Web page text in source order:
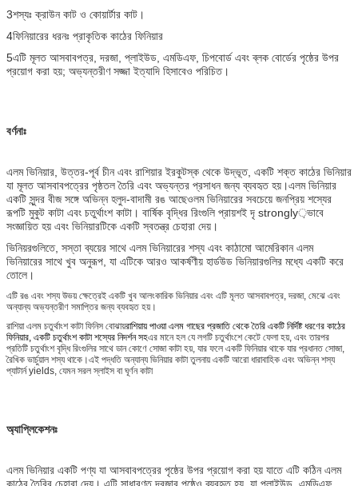
3শস্যঃ ক্রাউন কাট ও কোয়ার্টার কাট।
4ফিনিয়ারের ধরনঃ প্রাকৃতিক কাঠের ফিনিয়ার
5এটি মূলত আসবাবপত্র, দরজা, প্লাইউড, এমডিএফ, চিপবোর্ড এবং ব্লক বোর্ডের পৃষ্ঠের উপর
প্রয়োগ করা হয়; অভ্যন্তরীণ সজ্জা ইত্যাদি হিসাবেও পরিচিত।
বর্ণনাঃ
এলম ভিনিয়ার, উত্তর-পূর্ব চীন এবং রাশিয়ার ইরকুটস্ক থেকে উদ্ভূত, একটি শক্ত কাঠের ভিনিয়ার
যা মূলত আসবাবপত্রের পৃষ্ঠতল তৈরি এবং অভ্যন্তর প্রসাধন জন্য ব্যবহৃত হয়।এলম ভিনিয়ার
একটি সুন্দর বীজ সঙ্গে অভিন্ন হলুদ-বাদামী রঙ আছেওলম ভিনিয়ারের সবচেয়ে জনপ্রিয় শস্যের
রূপটি মুকুট কাটা এবং চতুর্থাংশ কাটা। বার্ষিক বৃদ্ধির রিংগুলি প্রায়শই দৃ strongly়ভাবে
সংজ্ঞায়িত হয় এবং ভিনিয়ারটিকে একটি স্বতন্ত্র চেহারা দেয়।
ভিনিয়রগুলিতে, সস্তা ব্যয়ের সাথে এলম ভিনিয়ারের শস্য এবং কাঠামো আমেরিকান এলম
ভিনিয়ারের সাথে খুব অনুরূপ, যা এটিকে আরও আকর্ষণীয় হার্ডউড ভিনিয়ারগুলির মধ্যে একটি করে
তোলে।
এটি রঙ এবং শস্য উভয় ক্ষেত্রেই একটি খুব আলংকারিক ভিনিয়ার এবং এটি মূলত আসবাবপত্র, দরজা, মেঝে এবং
অন্যান্য অভ্যন্তরীণ সমাপ্তির জন্য ব্যবহৃত হয়।
রাশিয়া এলম চতুর্থাংশ কাটা ফিনিস বোঝায়রাশিয়ায় পাওয়া এলম গাছের প্রজাতি থেকে তৈরি একটি নির্দিষ্ট ধরণের কাঠের
ফিনিয়ার, একটি চতুর্থাংশ কাটা শস্যের নিদর্শন সহএর মানে হল যে লগটি চতুর্থাংশে কেটে ফেলা হয়, এবং তারপর
প্রতিটি চতুর্থাংশ বৃদ্ধি রিংগুলির সাথে ডান কোণে সোজা কাটা হয়, যার ফলে একটি ফিনিয়ার থাকে যার প্রধানত সোজা,
রৈখিক ভার্চুয়াল শস্য থাকে।এই পদ্ধতি অন্যান্য ভিনিয়ার কাটা তুলনায় একটি আরো ধারাবাহিক এবং অভিন্ন শস্য
প্যাটার্ন yields, যেমন সরল স্লাইস বা ঘূর্ণন কাটা
অ্যাপ্লিকেশনঃ
এলম ভিনিয়ার একটি পণ্য যা আসবাবপত্রের পৃষ্ঠের উপর প্রয়োগ করা হয় যাতে এটি কঠিন এলম